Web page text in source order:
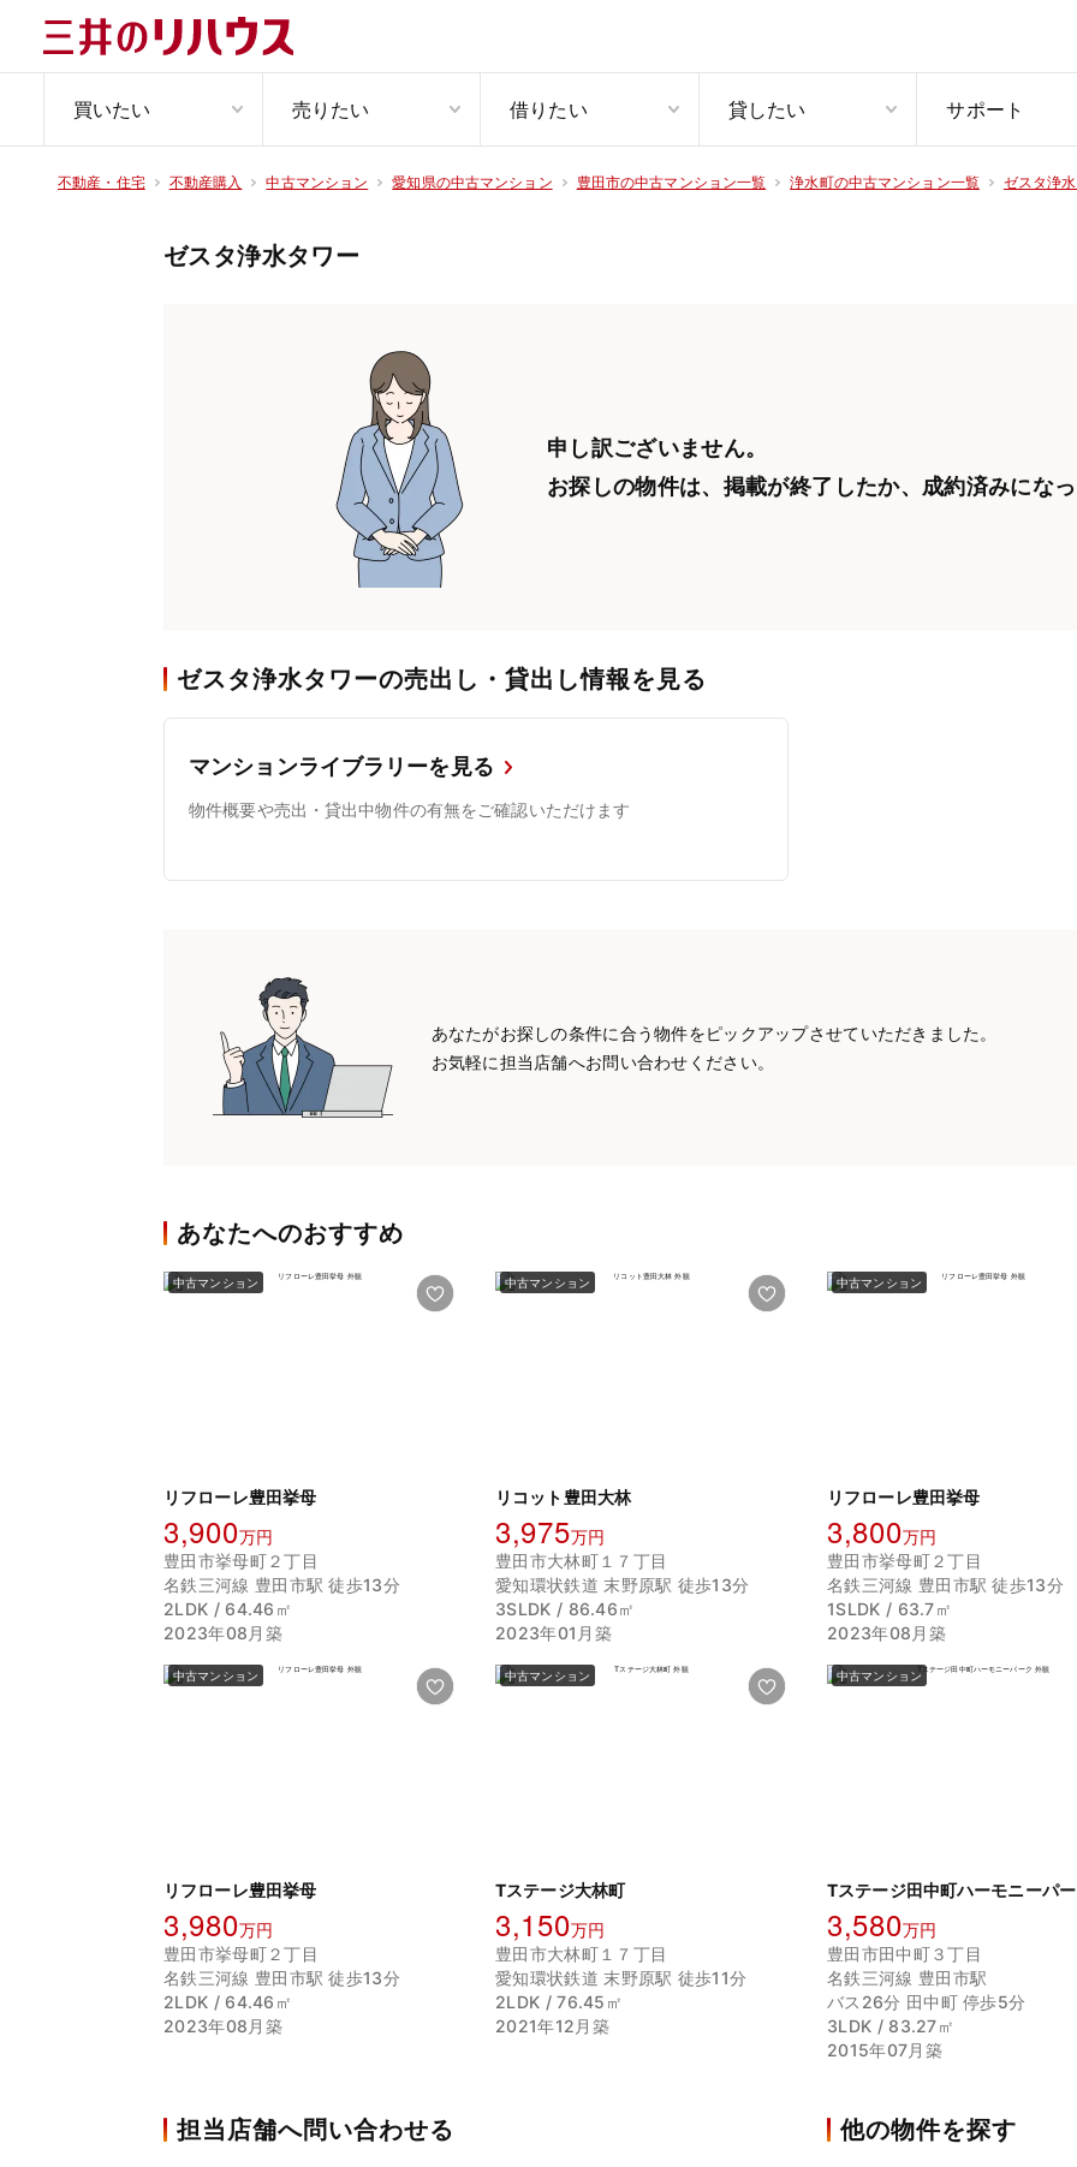
買いたい 売りたい 借りたい 貸したい サポート
不動産・住宅 不動産購入 中古マンション 愛知県の中古マンション 豊田市の中古マンション一覧 浄水町の中古マンション一覧 ゼスタ浄
ゼスタ浄水タワー
申し訳ございません。
お探しの物件は、掲載が終了したか、 成約済みにな
ゼスタ浄水タワーの売出し・貸出し情報を見る
マンションライブラリーを見る
物件概要や売出・貸出中物件の有無をご確認いただけます
あなたがお探しの条件に合う物件をピックアップさせていただきました。
お気軽に担当店舗へお問い合わせください。
あなたへのおすすめ
中古マンション
リフローレ豊田挙母
3,900万円
豊田市挙母町２丁目
名鉄三河線 豊田市駅 徒歩13分
2LDK / 64.46㎡
2023年08月築
中古マンション
リコット豊田大林
3,975万円
豊田市大林町１７丁目
愛知環状鉄道 末野原駅 徒歩13分
3SLDK / 86.46㎡
2023年01月築
中古マンション
リフローレ豊田挙母
3,800万円
豊田市挙母町２丁目
名鉄三河線 豊田市駅 徒歩13分
1SLDK / 63.7㎡
2023年08月築
中古マンション
リフローレ豊田挙母
3,980万円
豊田市挙母町２丁目
名鉄三河線 豊田市駅 徒歩13分
2LDK / 64.46㎡
2023年08月築
中古マンション
Tステージ大林町
3,150万円
豊田市大林町１７丁目
愛知環状鉄道 末野原駅 徒歩11分
2LDK / 76.45㎡
2021年12月築
中古マンション
Tステージ田中町ハーモニーパー
3,580万円
豊田市田中町３丁目
名鉄三河線 豊田市駅
バス26分 田中町 停歩5分
3LDK / 83.27㎡
2015年07月築
担当店舗へ問い合わせる 他の物件を探す